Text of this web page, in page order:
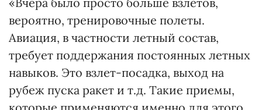
вероятно, тренировочные полеты.
Авиация, в частности летный состав,
требует поддержания постоянных летных
навыков. Это взлет-посадка, выход на
рубеж пуска ракет и т.д. Такие приемы,